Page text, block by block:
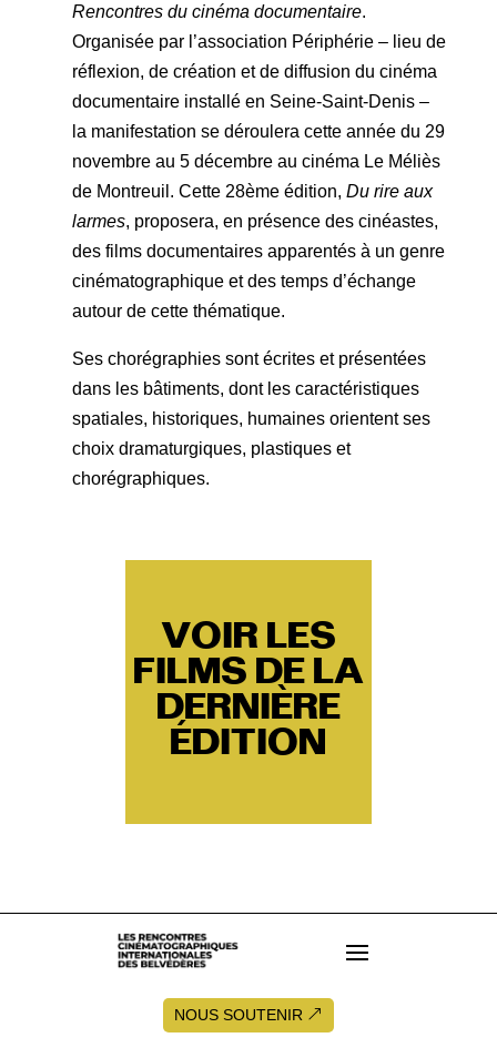
Rencontres du cinéma documentaire.
Organisée par l’association Périphérie – lieu de
réflexion, de création et de diffusion du cinéma
documentaire installé en Seine-Saint-Denis –
la manifestation se déroulera cette année du 29
novembre au 5 décembre au cinéma Le Méliès
de Montreuil. Cette 28ème édition, Du rire aux
larmes, proposera, en présence des cinéastes,
des films documentaires apparentés à un genre
cinématographique et des temps d’échange
autour de cette thématique.
Ses chorégraphies sont écrites et présentées
dans les bâtiments, dont les caractéristiques
spatiales, historiques, humaines orientent ses
choix dramaturgiques, plastiques et
chorégraphiques.
VOIR LES
FILMS DE LA
DERNIÈRE
ÉDITION
NOUS SOUTENIR